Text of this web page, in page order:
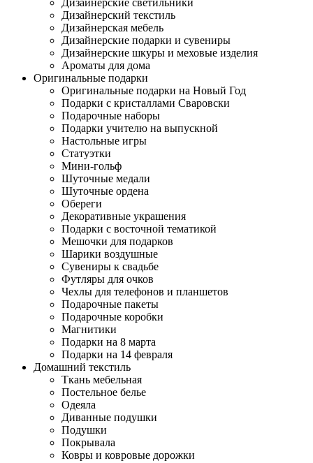
Дизайнерские светильники
Дизайнерский текстиль
Дизайнерская мебель
Дизайнерские подарки и сувениры
Дизайнерские шкуры и меховые изделия
Ароматы для дома
Оригинальные подарки
Оригинальные подарки на Новый Год
Подарки с кристаллами Сваровски
Подарочные наборы
Подарки учителю на выпускной
Настольные игры
Статуэтки
Мини-гольф
Шуточные медали
Шуточные ордена
Обереги
Декоративные украшения
Подарки с восточной тематикой
Мешочки для подарков
Шарики воздушные
Сувениры к свадьбе
Футляры для очков
Чехлы для телефонов и планшетов
Подарочные пакеты
Подарочные коробки
Магнитики
Подарки на 8 марта
Подарки на 14 февраля
Домашний текстиль
Ткань мебельная
Постельное белье
Одеяла
Диванные подушки
Подушки
Покрывала
Ковры и ковровые дорожки